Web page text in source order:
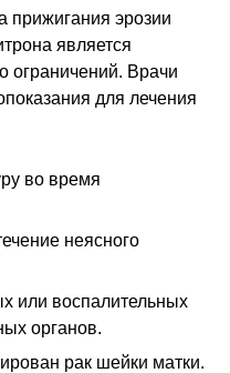
прижигания эрозии
является
ограничений. Врачи
для лечения
во время
неясного
или воспалительных
органов.
рак шейки матки.